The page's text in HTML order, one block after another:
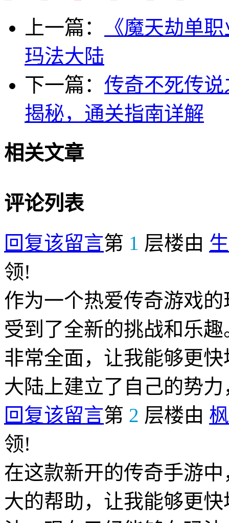
上一篇：
《魔天劫单
玛法大陆
下一篇： 传奇不死传
揭秘，通关指南详解
相关文章
评论列表
回复该留言第 1 层楼由
领!
作为一个热爱传奇游戏
受到了全新的挑战和乐
非常全面，让我能够更
大陆上建立了自己的势
回复该留言第 2 层楼由
领!
在这款新开的传奇手游
大的帮助，让我能够更